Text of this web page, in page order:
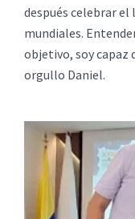
después celebrar el
mundiales.
objetivo, soy capaz
orgullo Daniel.